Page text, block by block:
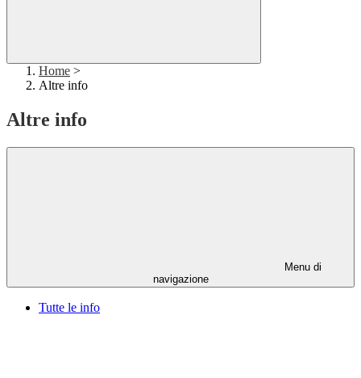
Home >
Altre info
Altre info
Menu di
navigazione
Tutte le info